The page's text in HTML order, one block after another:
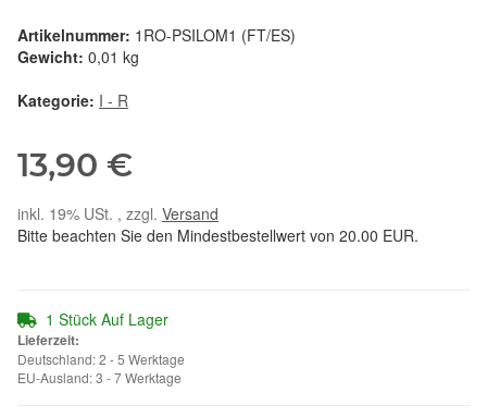
Artikelnummer: 1RO-PSILOM1 (FT/ES)
Gewicht: 0,01 kg
Kategorie: I - R
13,90 €
inkl. 19% USt. , zzgl. Versand
Bitte beachten Sie den Mindestbestellwert von 20.00 EUR.
1 Stück Auf Lager
Lieferzeit:
Deutschland: 2 - 5 Werktage
EU-Ausland: 3 - 7 Werktage